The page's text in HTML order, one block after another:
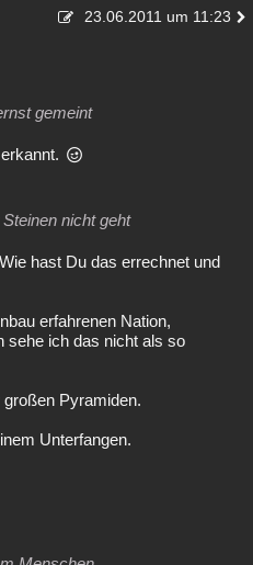
23.06.2011 um 11:23
gemeint
nicht geht
hast Du das errechnet und
erfahrenen Nation,
sehe ich das nicht als so
Pyramiden.
Unterfangen.